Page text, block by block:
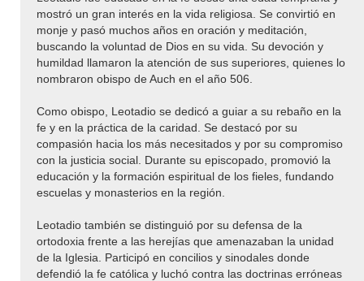
mostró un gran interés en la vida religiosa. Se convirtió en
monje y pasó muchos años en oración y meditación,
buscando la voluntad de Dios en su vida. Su devoción y
humildad llamaron la atención de sus superiores, quienes lo
nombraron obispo de Auch en el año 506.
Como obispo, Leotadio se dedicó a guiar a su rebaño en la
fe y en la práctica de la caridad. Se destacó por su
compasión hacia los más necesitados y por su compromiso
con la justicia social. Durante su episcopado, promovió la
educación y la formación espiritual de los fieles, fundando
escuelas y monasterios en la región.
Leotadio también se distinguió por su defensa de la
ortodoxia frente a las herejías que amenazaban la unidad
de la Iglesia. Participó en concilios y sinodales donde
defendió la fe católica y luchó contra las doctrinas erróneas